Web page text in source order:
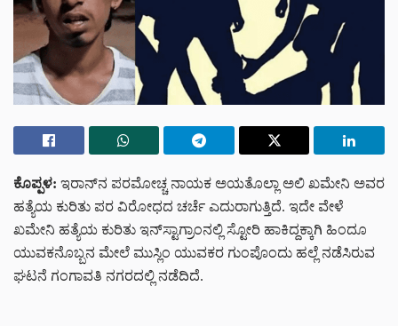
ಕೊಪ್ಪಳ: ಇರಾನ್‌ನ ಪರಮೋಚ್ಚ ನಾಯಕ ಅಯತೊಲ್ಲಾ ಅಲಿ ಖಮೇನಿ ಅವರ
ಹತ್ಯೆಯ ಕುರಿತು ಪರ ವಿರೋಧದ ಚರ್ಚೆ ಎದುರಾಗುತ್ತಿದೆ. ಇದೇ ವೇಳೆ
ಖಮೇನಿ ಹತ್ಯೆಯ ಕುರಿತು ಇನ್‌ಸ್ಟಾಗ್ರಾಂನಲ್ಲಿ ಸ್ಟೋರಿ ಹಾಕಿದ್ದಕ್ಕಾಗಿ ಹಿಂದೂ
ಯುವಕನೊಬ್ಬನ ಮೇಲೆ ಮುಸ್ಲಿಂ ಯುವಕರ ಗುಂಪೊಂದು ಹಲ್ಲೆ ನಡೆಸಿರುವ
ಘಟನೆ ಗಂಗಾವತಿ ನಗರದಲ್ಲಿ ನಡೆದಿದೆ.